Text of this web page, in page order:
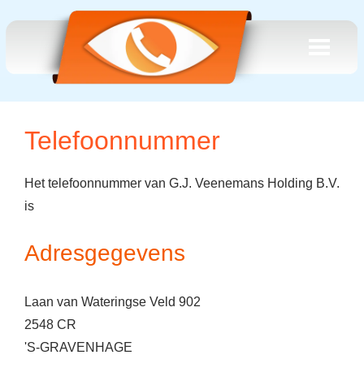
Telefoonnummer
Het telefoonnummer van G.J. Veenemans Holding B.V.
is
Adresgegevens
Laan van Wateringse Veld 902
2548 CR
'S-GRAVENHAGE